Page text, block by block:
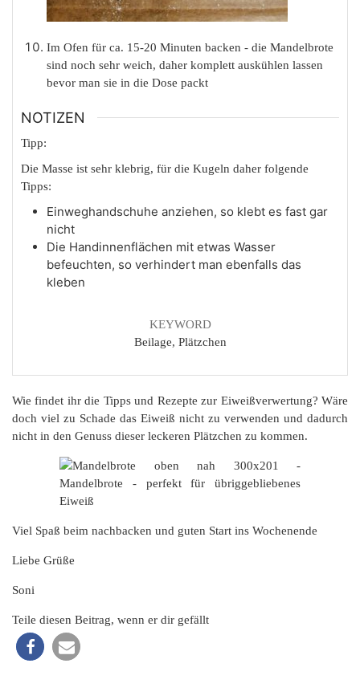
Im Ofen für ca. 15-20 Minuten backen - die Mandelbrote
sind noch sehr weich, daher komplett auskühlen lassen
bevor man sie in die Dose packt
NOTIZEN
Tipp:
Die Masse ist sehr klebrig, für die Kugeln daher folgende
Tipps:
Einweghandschuhe anziehen, so klebt es fast gar
nicht
Die Handinnenflächen mit etwas Wasser
befeuchten, so verhindert man ebenfalls das
kleben
KEYWORD
Beilage, Plätzchen
Wie findet ihr die Tipps und Rezepte zur Eiweißverwertung? Wäre
doch viel zu Schade das Eiweiß nicht zu verwenden und dadurch
nicht in den Genuss dieser leckeren Plätzchen zu kommen.
Viel Spaß beim nachbacken und guten Start ins Wochenende
Liebe Grüße
Soni
Teile diesen Beitrag, wenn er dir gefällt